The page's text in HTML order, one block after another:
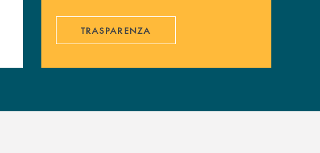
TRASPARENZA